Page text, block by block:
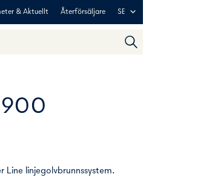
& Aktuellt Återförsäljare SE
komplettering av resultat är tillgängliga
900
Line linjegolvbrunnssystem.